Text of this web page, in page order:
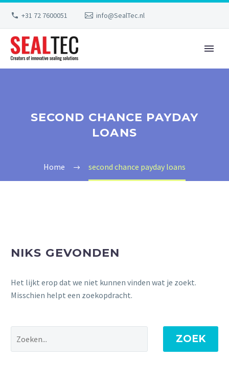
+31 72 7600051 info@SealTec.nl
SECOND CHANCE PAYDAY
LOANS
Home second chance payday loans
NIKS GEVONDEN
Het lijkt erop dat we niet kunnen vinden wat je zoekt.
Misschien helpt een zoekopdracht.
ZOEK